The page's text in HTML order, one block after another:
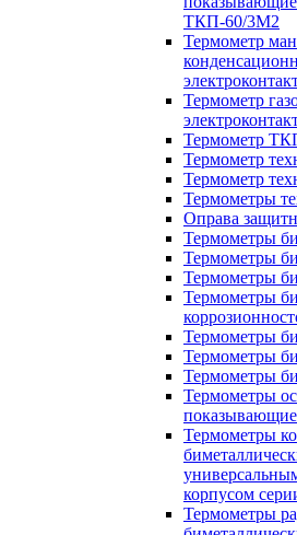
ТКП-60/3М2
Термометр
Термометр
Термометр
Термометр
Термометр
Термометры
Оправа
Термометры
Термометры
Термометры
Термометры
Термометры
Термометры
Термометры
Термометры
Термометры
корпусом
Термометры